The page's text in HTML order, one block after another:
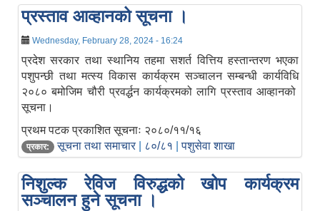
प्रस्ताव आव्हानको सूचना ।
Wednesday, February 28, 2024 - 16:24
प्रदेश सरकार तथा स्थानिय तहमा सशर्त वित्तिय हस्तान्तरण भएका
पशुपन्छी तथा मत्स्य विकास कार्यक्रम सञ्चालन सम्बन्धी कार्यविधि
२०८० बमोजिम चौरी प्रवर्द्धन कार्यक्रमको लागि प्रस्ताव आव्हानको
सूचना।
प्रथम पटक प्रकाशित सूचनाः २०८०/११/१६
प्रकार: सूचना तथा समाचार ८०/८१ |पशुसेवा शाखा
निशुल्क रेविज विरुद्धको खोप कार्यक्रम
सञ्चालन हुने सूचना ।